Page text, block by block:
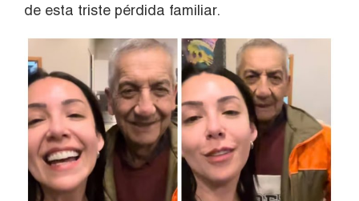
de esta triste pérdida familiar.